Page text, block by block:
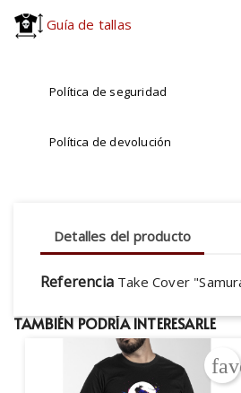
Guía de tallas
Política de seguridad
Política de devolución
Detalles del producto
Referencia Take Cover
TAMBIÉN PODRÍA INTERESARLE